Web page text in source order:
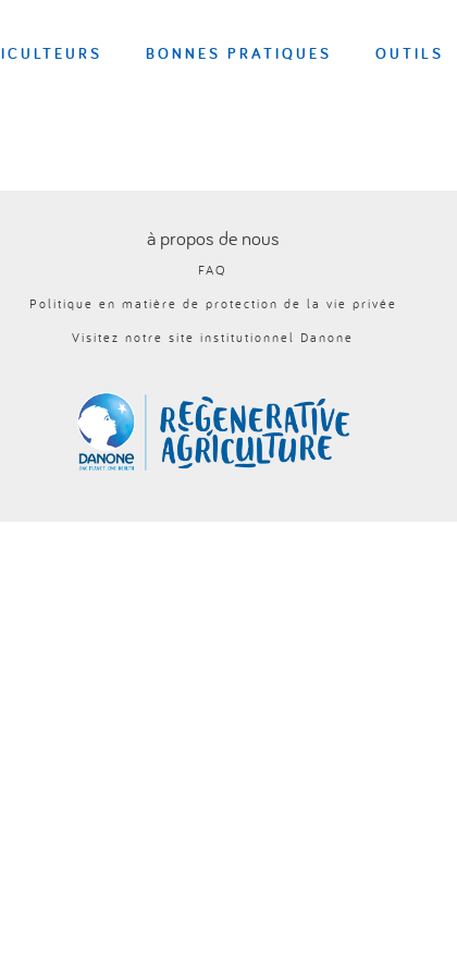
BONNES PRATIQUES OUTILS
à propos de nous
FAQ
Politique en matière de protection de la vie privée
Visitez notre site institutionnel Danone